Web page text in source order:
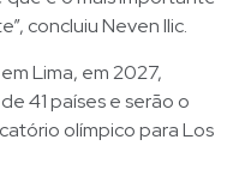
concluiu Neven Ilic.
Lima, em 2027,
41 países e serão o
olímpico para Los